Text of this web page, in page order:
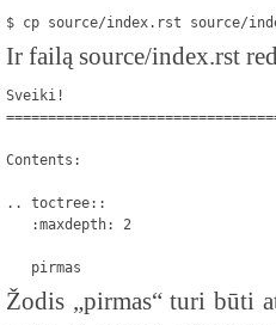
$ cp source/index.rst source/
Ir failą source/index.rst
Sveiki!
Contents:
.. toctree::
   :maxdepth: 2
   pirmas
Žodis „pirmas“ turi būti